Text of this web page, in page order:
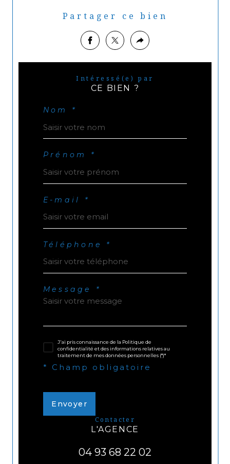
Partager ce bien
Intéressé(e) par
CE BIEN ?
Nom *
Prénom *
E-mail *
Téléphone *
Message *
J'ai pris connaissance de la Politique de
confidentialité et des informations relatives au
traitement de mes données personnelles (*)*
* Champ obligatoire
Envoyer
contacter
L'AGENCE
04 93 68 22 02